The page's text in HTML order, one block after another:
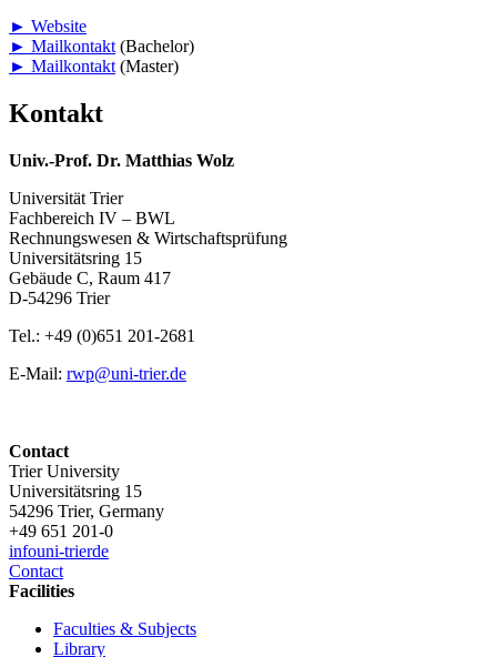
► Website
► Mailkontakt (Bachelor)
► Mailkontakt (Master)
Kontakt
Univ.-Prof. Dr. Matthias Wolz
Universität Trier
Fachbereich IV – BWL
Rechnungswesen & Wirtschaftsprüfung
Universitätsring 15
Gebäude C, Raum 417
D-54296 Trier
Tel.: +49 (0)651 201-2681
E-Mail: rwp@uni-trier.de
Contact
Trier University
Universitätsring 15
54296 Trier, Germany
+49 651 201-0
infouni-trierde
Contact
Facilities
Faculties & Subjects
Library